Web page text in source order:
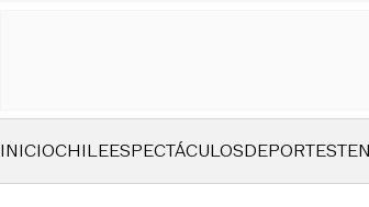
INICIOCHILEESPECTÁCULOSDEPORTES